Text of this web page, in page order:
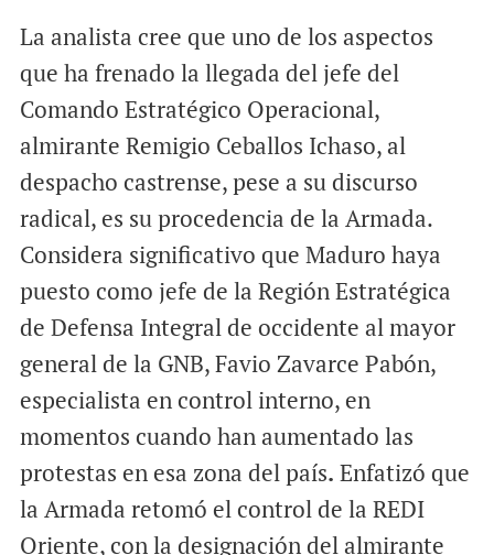
La analista cree que uno de los aspectos
que ha frenado la llegada del jefe del
Comando Estratégico Operacional,
almirante Remigio Ceballos Ichaso, al
despacho castrense, pese a su discurso
radical, es su procedencia de la Armada.
Considera significativo que Maduro haya
puesto como jefe de la Región Estratégica
de Defensa Integral de occidente al mayor
general de la GNB, Favio Zavarce Pabón,
especialista en control interno, en
momentos cuando han aumentado las
protestas en esa zona del país. Enfatizó que
la Armada retomó el control de la REDI
Oriente, con la designación del almirante